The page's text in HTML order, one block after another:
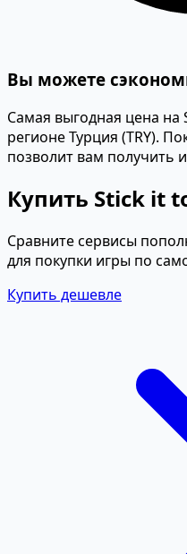
Вы можете
Самая выгодная цена на
регионе Турция (TRY).
позволит вам получить
Купить Stick it
Сравните сервисы
для покупки игры по
Купить дешевле